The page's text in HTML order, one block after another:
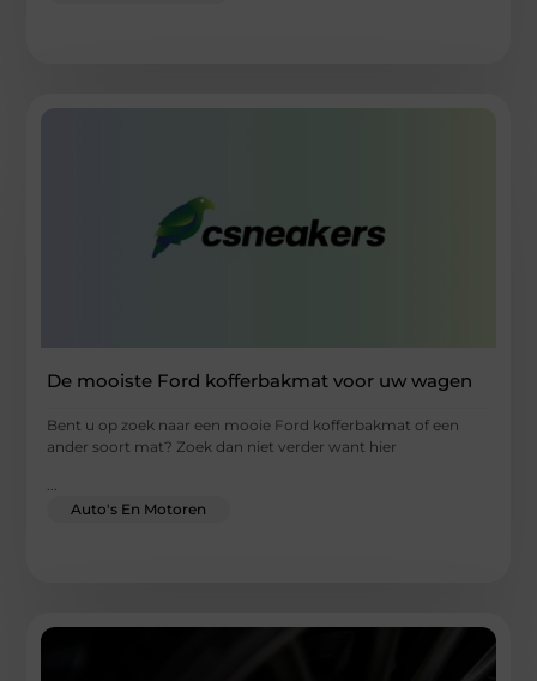
De mooiste Ford kofferbakmat voor uw wagen
Bent u op zoek naar een mooie Ford kofferbakmat of een
ander soort mat? Zoek dan niet verder want hier
...
Auto's En Motoren